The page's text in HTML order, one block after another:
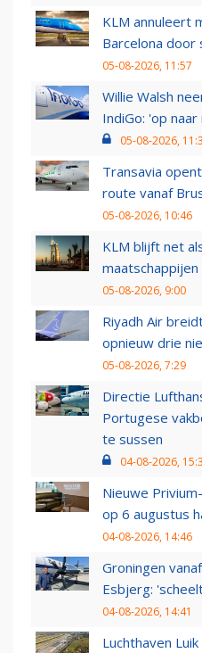
KLM annuleert
Barcelona door
05-08-2026, 11:57
Willie Walsh
IndiGo: 'op
05-08-2026,
Transavia
route vanaf
05-08-2026, 10:46
KLM blijft net
05-08-2026, 9:00
Riyadh Air
opnieuw drie
05-08-2026, 7:29
Directie
Portugese
te sussen
04-08-2026,
Nieuwe
op 6 augustus
04-08-2026, 14:46
Groningen
Esbjerg:
04-08-2026, 14:41
Luchthaven